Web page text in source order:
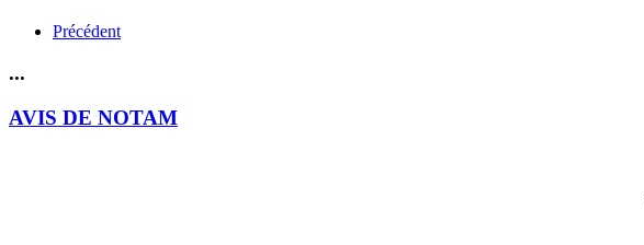
Précédent
...
AVIS DE NOTAM